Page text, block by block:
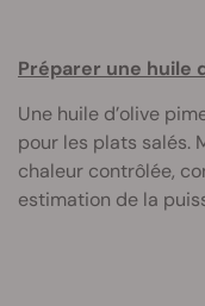
Préparer une huile
Une huile d’olive
pour les plats salés.
chaleur contrôlée,
estimation de la